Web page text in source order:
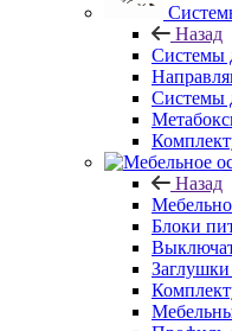
Назад
Системы
Системы
Назад
Блоки
Заглушки